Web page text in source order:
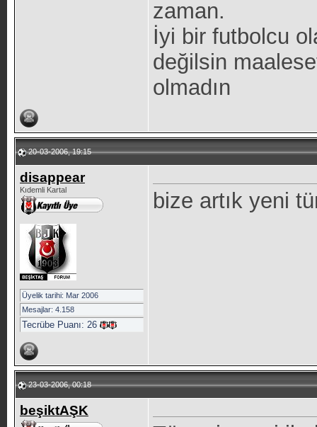
zaman.
İyi bir futbolcu
değilsin
olmadın
20-03-2006, 19:15
disappear
Kıdemli Kartal
Üyelik tarihi: Mar 2006
Mesajlar: 4.158
Tecrübe Puanı: 26
bize artık yeni
23-03-2006, 00:18
beşiktAŞK